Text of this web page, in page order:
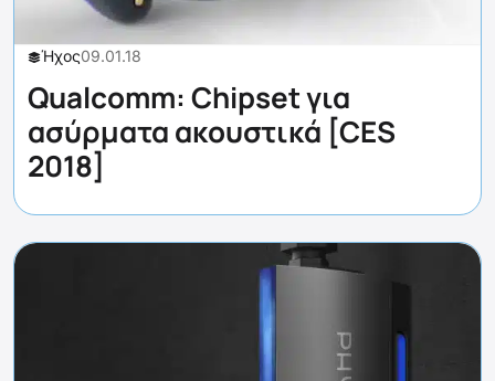
Ήχος09.01.18
Qualcomm: Chipset για
ασύρματα ακουστικά [CES
2018]